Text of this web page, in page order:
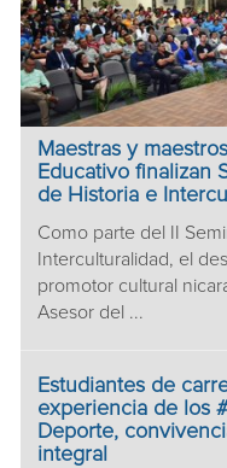
Maestras y
Educativo finalizan
de Historia e
Como parte del II
Interculturalidad, el
promotor cultural
Asesor del ...
Estudiantes de
experiencia de los
Deporte,
integral